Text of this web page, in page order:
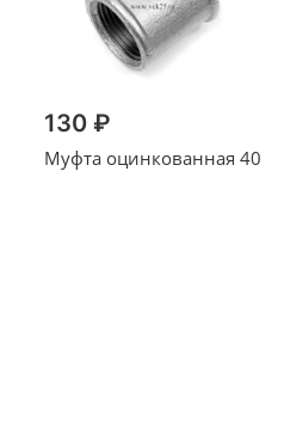
130 ₽
Муфта оцинкованная 40